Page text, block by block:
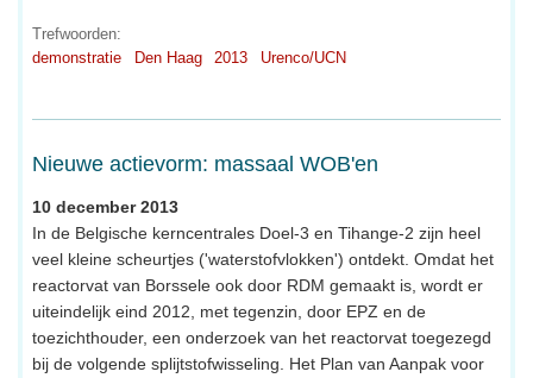
Trefwoorden:
demonstratie
Den Haag 2013 Urenco/UCN
Nieuwe actievorm: massaal WOB'en
10 december 2013
In de Belgische kerncentrales Doel-3 en Tihange-2 zijn heel
veel kleine scheurtjes ('waterstofvlokken') ontdekt. Omdat het
reactorvat van Borssele ook door RDM gemaakt is, wordt er
uiteindelijk eind 2012, met tegenzin, door EPZ en de
toezichthouder, een onderzoek van het reactorvat toegezegd
bij de volgende splijtstofwisseling. Het Plan van Aanpak voor